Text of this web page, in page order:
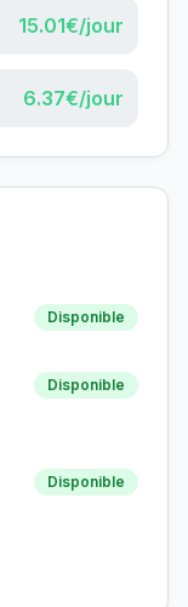
15.01€/jour
6.37€/jour
Disponible
Disponible
Disponible